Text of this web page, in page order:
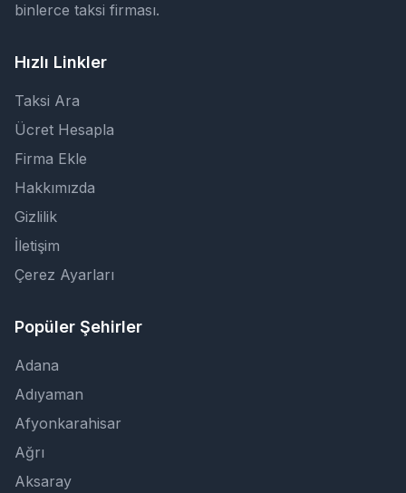
binlerce taksi firması.
Hızlı Linkler
Taksi Ara
Ücret Hesapla
Firma Ekle
Hakkımızda
Gizlilik
İletişim
Çerez Ayarları
Popüler Şehirler
Adana
Adıyaman
Afyonkarahisar
Ağrı
Aksaray